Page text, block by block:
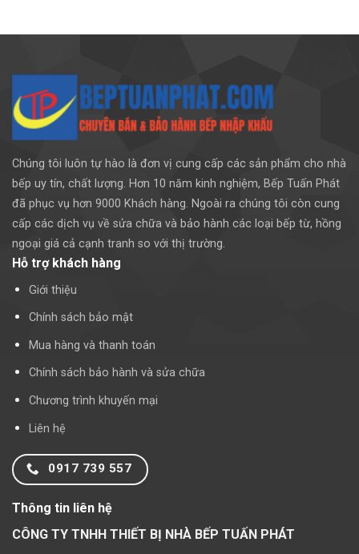
Chúng tôi luôn tự hào là đơn vị cung cấp các sản phẩm cho nhà
bếp uy tín, chất lượng. Hơn 10 năm kinh nghiệm, Bếp Tuấn Phát
đã phục vụ hơn 9000 Khách hàng. Ngoài ra chúng tôi còn cung
cấp các dịch vụ về sửa chữa và bảo hành các loại bếp từ, hồng
ngoại giá cả cạnh tranh so với thị trường.
Hỗ trợ khách hàng
Giới thiệu
Chính sách bảo mật
Mua hàng và thanh toán
Chính sách bảo hành và sửa chữa
Chương trình khuyến mại
Liên hệ
0917 739 557
Thông tin liên hệ
CÔNG TY TNHH THIẾT BỊ NHÀ BẾP TUẤN PHÁT